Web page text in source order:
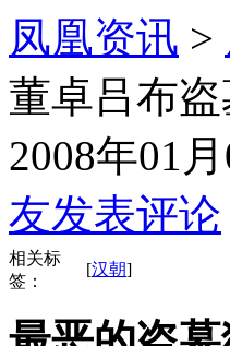
凤凰资讯 >
董卓吕布
2008年01
友发表评论
相关标
签：
[汉朝]